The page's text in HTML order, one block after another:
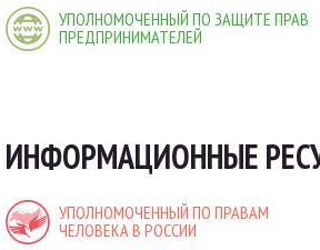
УПОЛНОМОЧЕННЫЙ ПО ЗАЩИТЕ ПРАВ
ПРЕДПРИНИМАТЕЛЕЙ
ИНФОРМАЦИОННЫЕ
УПОЛНОМОЧЕННЫЙ ПО ПРАВАМ
ЧЕЛОВЕКА В РОССИИ